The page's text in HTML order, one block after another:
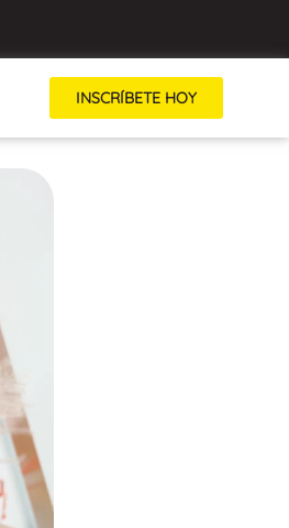
INSCRÍBETE HOY